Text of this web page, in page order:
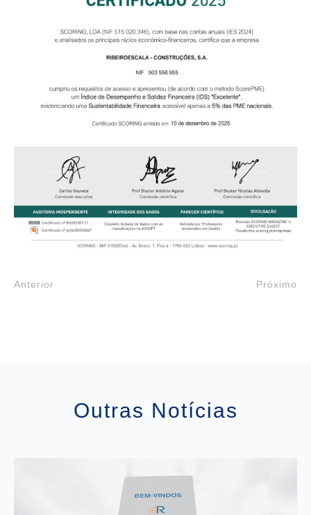
Anterior Próximo
Outras Notícias